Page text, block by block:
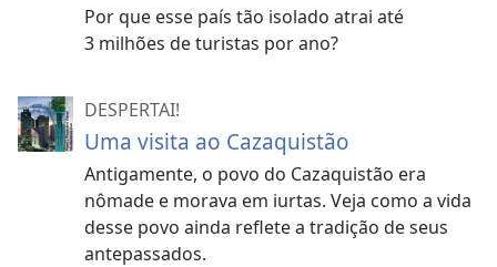
Por que esse país tão isolado atrai até
3 milhões de turistas por ano?
DESPERTAI!
Uma visita ao Cazaquistão
Antigamente, o povo do Cazaquistão era
nômade e morava em iurtas. Veja como a vida
desse povo ainda reflete a tradição de seus
antepassados.